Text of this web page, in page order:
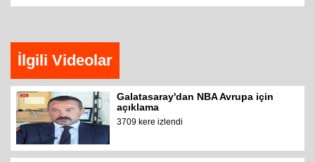
İlgili Videolar
Galatasaray'dan NBA Avrupa için
açıklama
3709 kere izlendi